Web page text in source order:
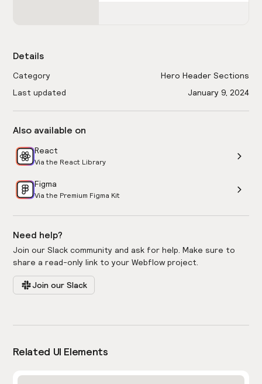
Details
Category
Hero Header Sections
Last updated
January 9, 2024
Also available on
React
Via the React Library
Figma
Via the Premium Figma Kit
Need help?
Join our Slack community and ask for help. Make sure to
share a read-only link to your Webflow project.
Join our Slack
Related UI Elements